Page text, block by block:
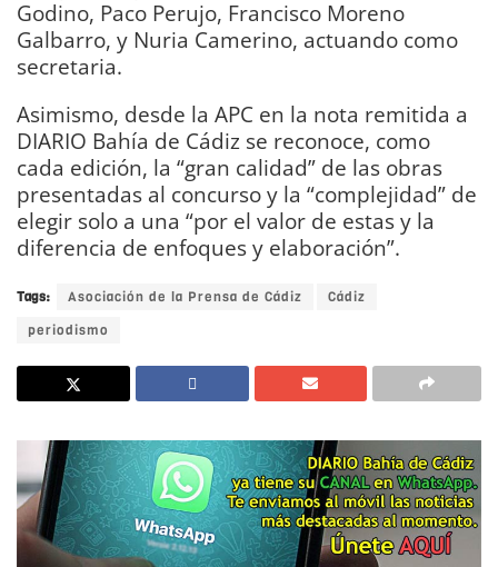
Godino, Paco Perujo, Francisco Moreno
Galbarro, y Nuria Camerino, actuando como
secretaria.
Asimismo, desde la APC en la nota remitida a
DIARIO Bahía de Cádiz se reconoce, como
cada edición, la “gran calidad” de las obras
presentadas al concurso y la “complejidad” de
elegir solo a una “por el valor de estas y la
diferencia de enfoques y elaboración”.
Tags: Asociación de la Prensa de Cádiz
Cádiz
periodismo